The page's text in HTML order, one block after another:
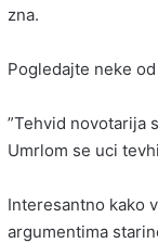
zna.
Pogledajte neke
”Tehvid novotarija
Umrlom se uci
Interesantno kako
argumentima